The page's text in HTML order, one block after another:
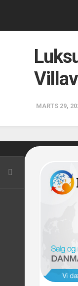
MARTS 29,